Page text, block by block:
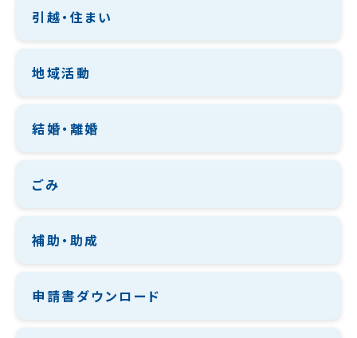
引越・住まい
地域活動
結婚・離婚
ごみ
補助・助成
申請書ダウンロード